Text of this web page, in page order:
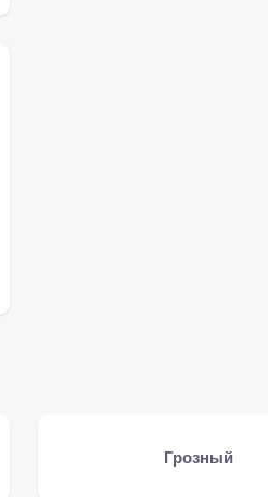
Грозный